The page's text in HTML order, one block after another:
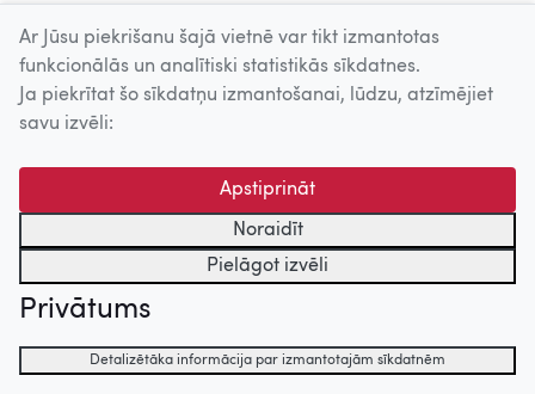
Ar Jūsu piekrišanu šajā vietnē var tikt izmantotas
funkcionālās un analītiski statistikās sīkdatnes.
Ja piekrītat šo sīkdatņu izmantošanai, lūdzu, atzīmējiet
savu izvēli:
Apstiprināt
Noraidīt
Pielāgot izvēli
Privātums
Detalizētāka informācija par izmantotajām sīkdatnēm